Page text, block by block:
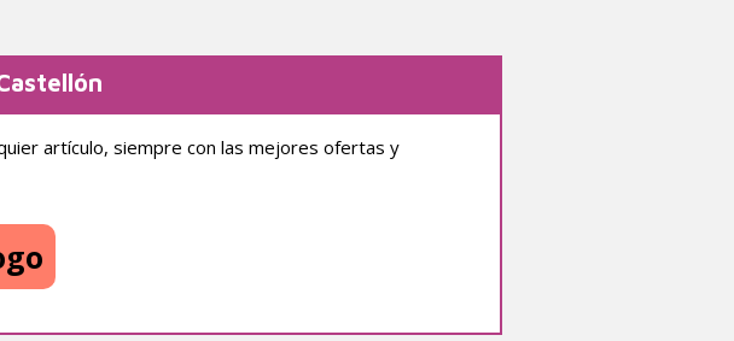
artículo, siempre con las mejores ofertas y